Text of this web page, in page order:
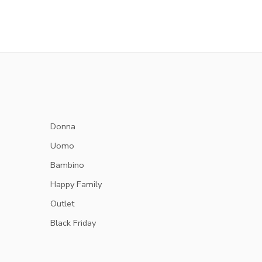
Donna
Uomo
Bambino
Happy Family
Outlet
Black Friday